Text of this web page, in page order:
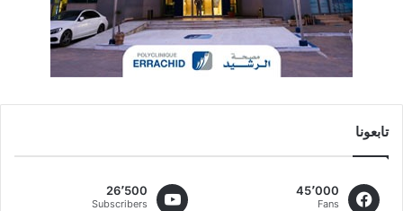
تابعونا
45٬000
Fans
26٬500
Subscribers